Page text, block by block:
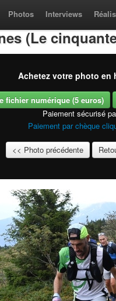
Photos Interviews
(Le
Achetez votre photo en
fichier numérique (5 euros)
Paiement sécurisé
Paiement par chèque
<< Photo précédente